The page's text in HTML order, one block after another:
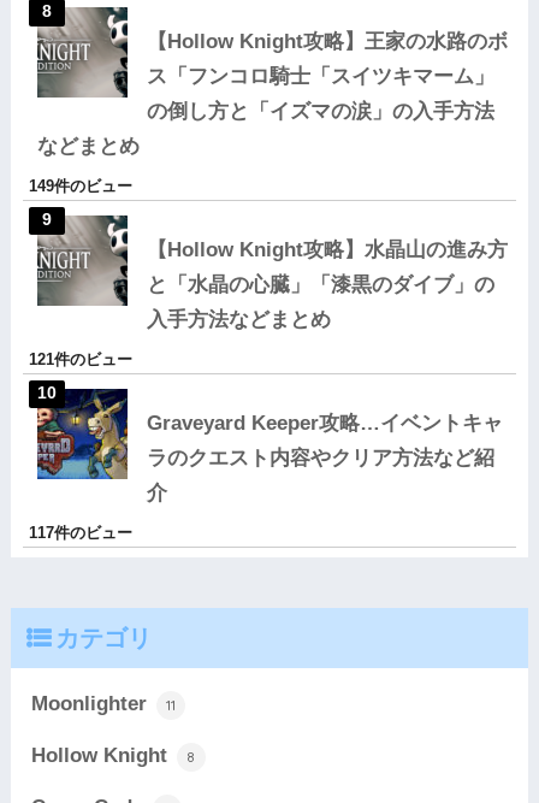
【Hollow Knight攻略】王家の水路のボ
ス「フンコロ騎士「スイツキマーム」
の倒し方と「イズマの涙」の入手方法
などまとめ
149件のビュー
【Hollow Knight攻略】水晶山の進み方
と「水晶の心臓」「漆黒のダイブ」の
入手方法などまとめ
121件のビュー
Graveyard Keeper攻略…イベントキャ
ラのクエスト内容やクリア方法など紹
介
117件のビュー
カテゴリ
Moonlighter 11
Hollow Knight 8